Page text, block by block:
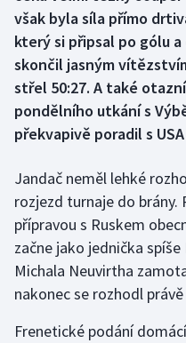
Curling
Dostihy
Florbal
Golf
Gymnastika
Házená
Jezdectví
však byla síla přímo
který si připsal po gólu
skončil jasným
střel 50:27. A také
pondělního utkání s
překvapivě poradil s USA
Jandač neměl lehké
rozjezd turnaje do brány.
přípravou s Ruskem
začne jako jednička
Michala Neuvirtha
nakonec se rozhodl
Frenetické podání